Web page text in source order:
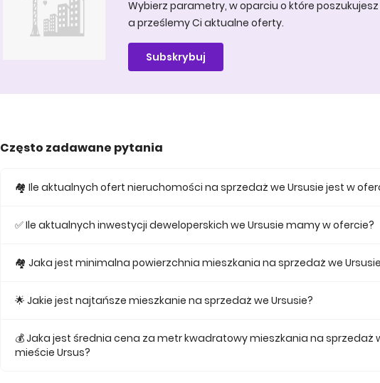
Wybierz parametry, w oparciu o które
a prześlemy Ci aktualne oferty.
Subskrybuj
Często zadawane pytania
🏘️ Ile aktualnych ofert nieruchomości na sprzedaż we Ursusie jest w
✅ Ile aktualnych inwestycji deweloperskich we Ursusie mamy w ofercie?
🏘 Jaka jest minimalna powierzchnia mieszkania na sprzedaż we
🌟 Jakie jest najtańsze mieszkanie na sprzedaż we Ursusie?
💰 Jaka jest średnia cena za metr kwadratowy mieszkania na sprzedaż
mieście Ursus?